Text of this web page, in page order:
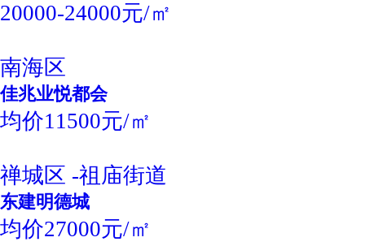
20000-24000元/㎡
南海区
佳兆业悦都会
均价11500元/㎡
禅城区 -祖庙街道
东建明德城
均价27000元/㎡